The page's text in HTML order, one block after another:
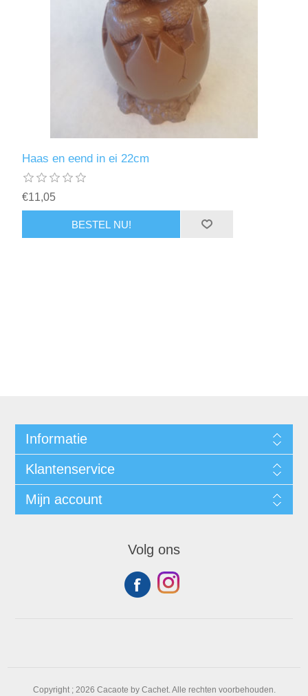
Haas en eend in ei 22cm
€11,05
Informatie
Klantenservice
Mijn account
Volg ons
Copyright ; 2026 Cacaote by Cachet. Alle rechten voorbehouden.